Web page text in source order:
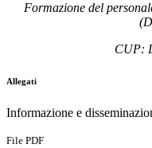
Formazione del
CUP:
Allegati
Informazione e
File PDF